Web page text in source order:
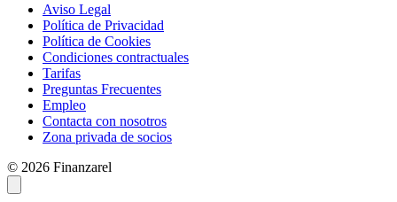
Aviso Legal
Política de Privacidad
Política de Cookies
Condiciones contractuales
Tarifas
Preguntas Frecuentes
Empleo
Contacta con nosotros
Zona privada de socios
© 2026 Finanzarel